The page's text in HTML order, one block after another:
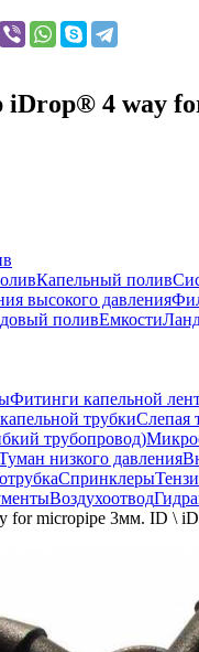
iDrop® 4 way
Капельный полив
высокого давления
поливЕмкости
Фитинги капельной
трубкиСлепая
трубопровод)
низкого давления
Спринклеры
Воздухоотвод
for micropipe 3мм. ID \